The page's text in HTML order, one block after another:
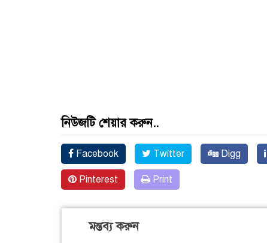
নিউজটি শেয়ার করুন..
Facebook Twitter Digg
Pinterest Print
মন্তব্য করুন